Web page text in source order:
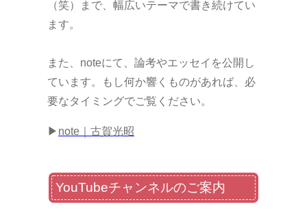
（笑）まで、幅広いテーマで書き続けてい
ます。
また、noteにて、論考やエッセイを公開し
ています。もし何か響くものがあれば、必
要なタイミングでご覧ください。
▶ note｜古賀光昭
YouTubeチャンネルのご案内